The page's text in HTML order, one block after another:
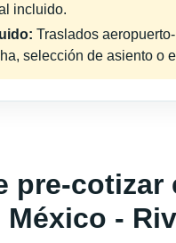
incluido.
Traslados
selección de asiento o
pre-cotizar
-